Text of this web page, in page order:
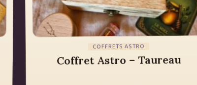
COFFRETS ASTRO
Coffret Astro – Taureau